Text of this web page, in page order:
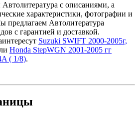
с описаниями, а
характеристики, фотографии и
предлагаем Автолитература
с гарантией и доставкой.
Suzuki SWIFT 2000-2005г,
Honda StepWGN 2001-2005 гг
( 1/8).